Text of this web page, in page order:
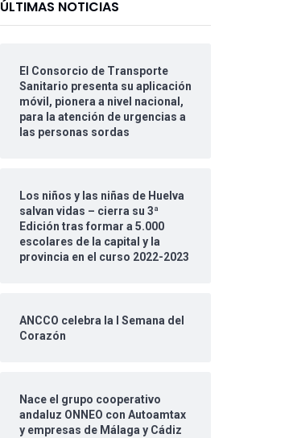
ÚLTIMAS NOTICIAS
El Consorcio de Transporte
Sanitario presenta su aplicación
móvil, pionera a nivel nacional,
para la atención de urgencias a
las personas sordas
Los niños y las niñas de Huelva
salvan vidas – cierra su 3ª
Edición tras formar a 5.000
escolares de la capital y la
provincia en el curso 2022-2023
ANCCO celebra la I Semana del
Corazón
Nace el grupo cooperativo
andaluz ONNEO con Autoamtax
y empresas de Málaga y Cádiz